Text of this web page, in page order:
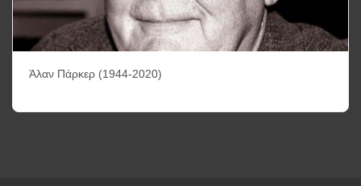
Άλαν Πάρκερ (1944-2020)